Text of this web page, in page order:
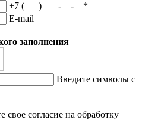
+7 (___) ___-__-__ *
E-mail
заполнения
Введите символы с
согласие на обработку